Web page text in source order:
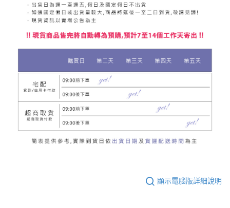
顯示電腦版詳細說明